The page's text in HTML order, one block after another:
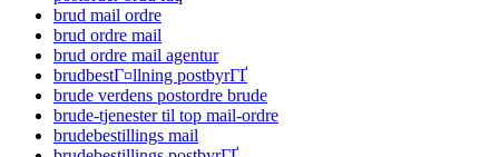
brud mail ordre
brud ordre mail
brud ordre mail agentur
brudbestГ¤llning postbyrГҐ
brude verdens postordre brude
brude-tjenester til top mail-ordre
brudebestillings mail